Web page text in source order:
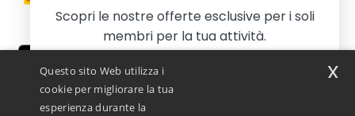
Questo sito Web utilizza i
cookie per migliorare la tua
esperienza durante la
x
Scopri le nostre offerte esclusive per i soli
membri per la tua attività.